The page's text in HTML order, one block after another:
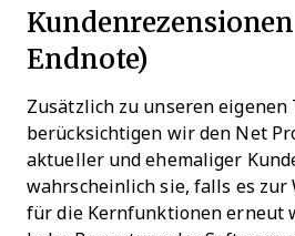
Endnote)
Zusätzlich zu unseren eigenen
berücksichtigen wir den Net
aktueller und ehemaliger
wahrscheinlich sie, falls es zur
für die Kernfunktionen erneut